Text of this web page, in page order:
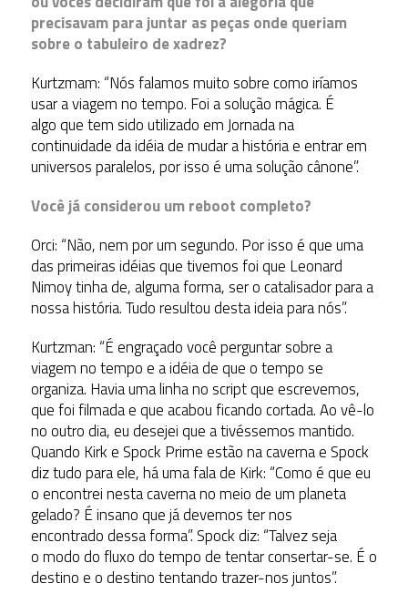
precisavam para juntar as peças onde queriam
sobre o tabuleiro de xadrez?
Kurtzmam: “Nós falamos muito sobre como iríamos
usar a viagem no tempo. Foi a solução mágica. É
algo que tem sido utilizado em Jornada na
continuidade da idéia de mudar a história e entrar em
universos paralelos, por isso é uma solução cânone”.
Você já considerou um reboot completo?
Orci: “Não, nem por um segundo. Por isso é que uma
das primeiras idéias que tivemos foi que Leonard
Nimoy tinha de, alguma forma, ser o catalisador para a
nossa história. Tudo resultou desta ideia para nós”.
Kurtzman: “É engraçado você perguntar sobre a
viagem no tempo e a idéia de que o tempo se
organiza. Havia uma linha no script que escrevemos,
que foi filmada e que acabou ficando cortada. Ao vê-lo
no outro dia, eu desejei que a tivéssemos mantido.
Quando Kirk e Spock Prime estão na caverna e Spock
diz tudo para ele, há uma fala de Kirk: “Como é que eu
o encontrei nesta caverna no meio de um planeta
gelado? É insano que já devemos ter nos
encontrado dessa forma”. Spock diz: “Talvez seja
o modo do fluxo do tempo de tentar consertar-se. É o
destino e o destino tentando trazer-nos juntos”.